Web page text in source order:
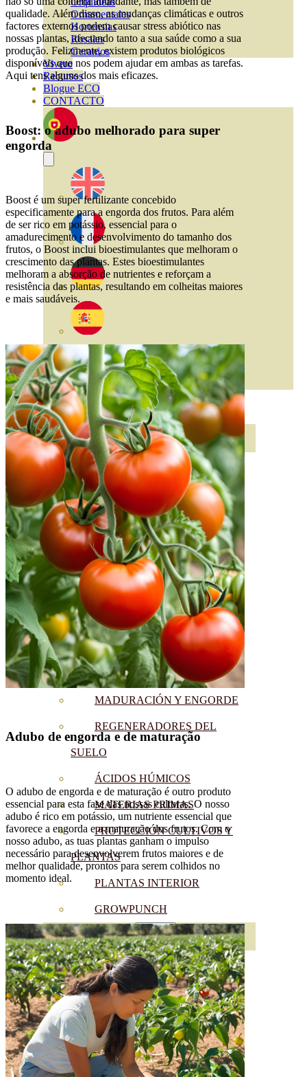
Ornamentales
Hortensias
Rosales
Geranios
Vivero
Recursos
Blogue ECO
CONTACTO
ABONOS ECO
VER TODOS
ABONOS LÍQUIDOS
ABONOS SOLIDOS
BIOESTIMULANTES
SUSTRATOS Y
DECORATIVAS
CORRECTORES DE
CARENCIAS
ENRAIZANTES
MADURACIÓN Y ENGORDE
REGENERADORES DEL
SUELO
ÁCIDOS HÚMICOS
MATERIAS PRIMAS
PROTECCIÓN CULTIVOS Y
PLANTAS
PLANTAS INTERIOR
GROWPUNCH
SEMILLAS
VER TODAS
BIODINÁMICAS DEMETER
HORTALIZA FRUTO
SEMILLAS HORTALIZA DE
HOJA
qualidade. Além disso, as mudanças climáticas e outros
factores externos podem causar stress abiótico nas
nossas plantas, afectando tanto a sua saúde como a sua
produção. Felizmente, existem produtos biológicos
disponíveis que nos podem ajudar em ambas as tarefas.
Aqui tens alguns dos mais eficazes.
Boost: o adubo melhorado para super
engorda
Boost é um super fertilizante concebido
especificamente para a engorda dos frutos. Para além
de ser rico em potássio, essencial para o
amadurecimento e desenvolvimento do tamanho dos
frutos, o Boost inclui bioestimulantes que melhoram o
crescimento das plantas. Estes bioestimulantes
melhoram a absorção de nutrientes e reforçam a
resistência das plantas, resultando em colheitas maiores
e mais saudáveis.
Adubo de engorda e de maturação
O adubo de engorda e de maturação é outro produto
essencial para esta fase das nossas culturas. O nosso
adubo é rico em potássio, um nutriente essencial que
favorece a engorda e a maturação dos frutos. Com o
nosso adubo, as tuas plantas ganham o impulso
necessário para desenvolverem frutos maiores e de
melhor qualidade, prontos para serem colhidos no
momento ideal.